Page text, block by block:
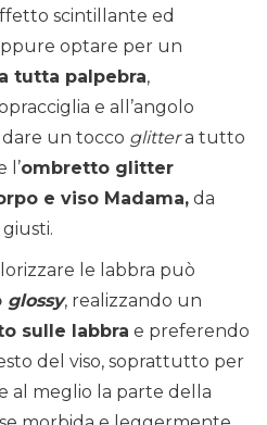
scintillante ed
optare per un
tutta palpebra,
e all’angolo
un tocco glittera tutto
l’ombretto glitter
e viso Madama, da
le labbra può
glossy, realizzando un
sulle labbra e preferendo
del viso, soprattutto per
al meglio la parte della